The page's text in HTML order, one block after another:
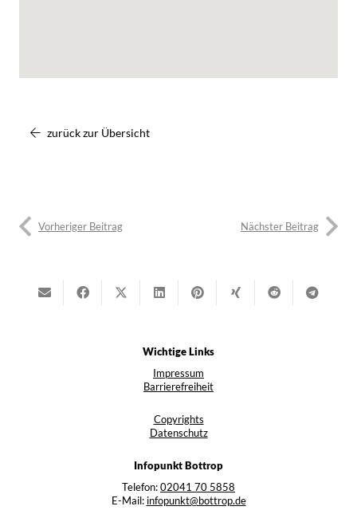
zurück zur Übersicht
Vorheriger Beitrag Nächster Beitrag
Wichtige Links
Impressum
Barrierefreiheit
Copyrights
Datenschutz
Infopunkt Bottrop
Telefon:02041 70 5858
E-Mail: infopunkt@bottrop.de